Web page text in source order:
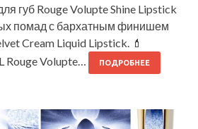
губ Rouge Volupte Shine Lipstick
помад с бархатным финишем
Cream Liquid Lipstick. 💄
Rouge Volupte…
ПОДРОБНЕЕ